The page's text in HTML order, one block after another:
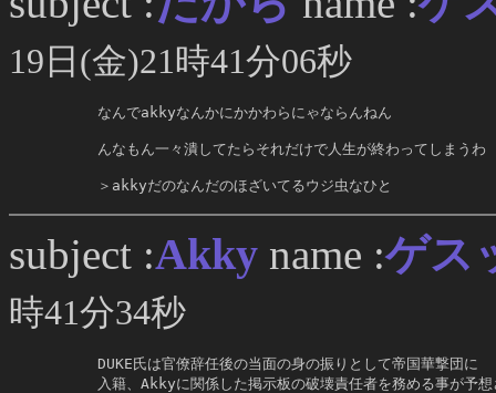
19日(金)21時41分06秒
     なんでakkyなんかにかかわらにゃならんねん
     んなもん一々潰してたらそれだけで人生が終わってしまうわ
     ＞akkyだのなんだのほざいてるウジ虫なひと
subject :Akky name :ゲス
時41分34秒
     DUKE氏は官僚辞任後の当面の身の振りとして帝国華撃団に
入籍、Akkyに関係した掲示板の破壊責任者を務める事が予想